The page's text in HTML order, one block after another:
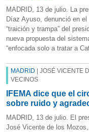
MADRID, 13 de julio. La
Díaz Ayuso, denunció en
“traición y trampa” del
nueva propuesta del
“enfocada solo a tratar a
MADRID | JOSÉ VICENTE
VECINOS
IFEMA dice que el
sobre ruido y
MADRID, 13 de julio. El
José Vicente de los